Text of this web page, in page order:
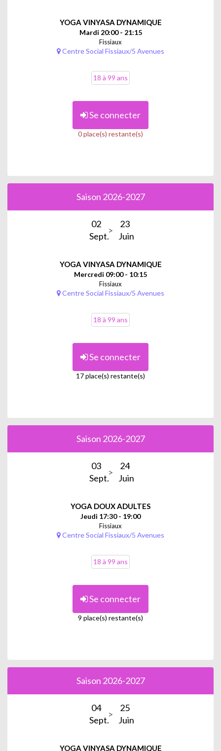
YOGA VINYASA DYNAMIQUE
Mardi 20:00 - 21:15
Fissiaux
Centre Social Fissiaux/5 Avenues
18 à 99 ans
Se connecter
0 place(s) restante(s)
Saison 2026-2027
02
Sept.
23
Juin
YOGA VINYASA DYNAMIQUE
Mercredi 09:00 - 10:15
Fissiaux
Centre Social Fissiaux/5 Avenues
18 à 99 ans
Se connecter
17 place(s) restante(s)
Saison 2026-2027
03
Sept.
24
Juin
YOGA DOUX ADULTES
Jeudi 17:30 - 19:00
Fissiaux
Centre Social Fissiaux/5 Avenues
18 à 99 ans
Se connecter
9 place(s) restante(s)
Saison 2026-2027
04
Sept.
25
Juin
YOGA VINYASA DYNAMIQUE